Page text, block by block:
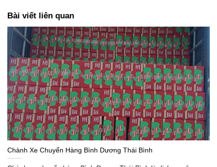
Bài viết liên quan
Chành Xe Chuyển Hàng Bình Dương Thái Bình